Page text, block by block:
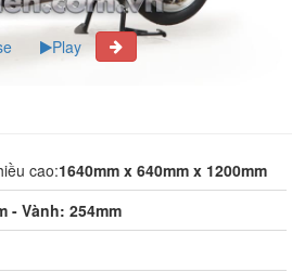
Play
cao:1640mm x 640mm x 1200mm
- Vành: 254mm